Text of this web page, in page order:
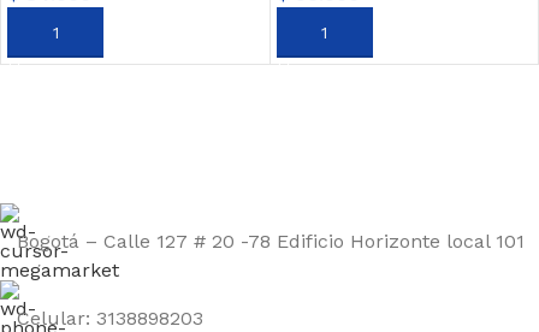
AÑADIR AL CARRITO AÑADIR AL CARRITO
Bogotá – Calle 127 # 20 -78 Edificio Horizonte local 101
Celular: 3138898203